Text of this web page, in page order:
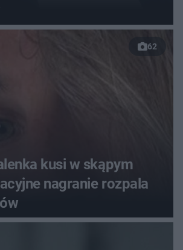
62
kusi w skąpym
nagranie rozpala